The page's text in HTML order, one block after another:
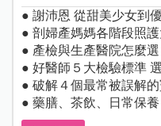
● 謝沛恩 從甜美少女到
● 剖婦產媽媽各階段照
● 產檢與生產醫院怎麼選
● 好醫師５大檢驗標準
● 破解４個最常被誤解
● 藥膳、茶飲、日常保